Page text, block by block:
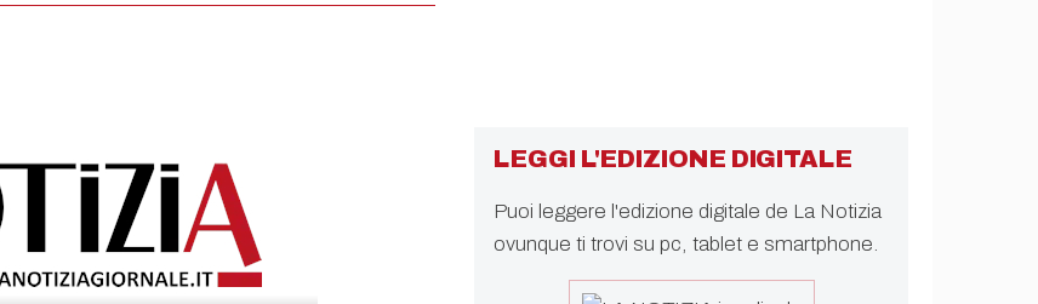
LEGGI L'EDIZIONE DIGITALE
Puoi leggere l'edizione digitale de La Notizia
ovunque ti trovi su pc, tablet e smartphone.